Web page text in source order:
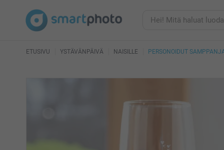
ETUSIVU YSTÄVÄNPÄIVÄ NAISILLE PERSONOIDUT